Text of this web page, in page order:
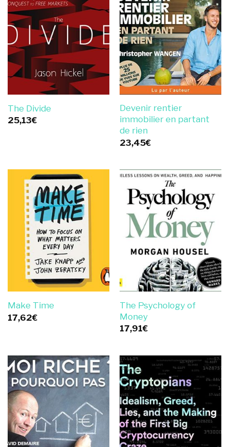
The Divide
25,13€
Devenir rentier
immobilier en partant
de rien
23,45€
Make Time
17,62€
The Psychology of
Money
17,91€